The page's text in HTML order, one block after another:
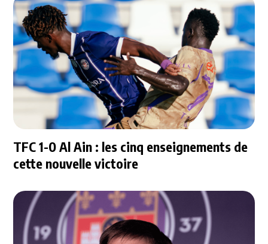
TFC 1-0 Al Ain : les cinq enseignements de
cette nouvelle victoire